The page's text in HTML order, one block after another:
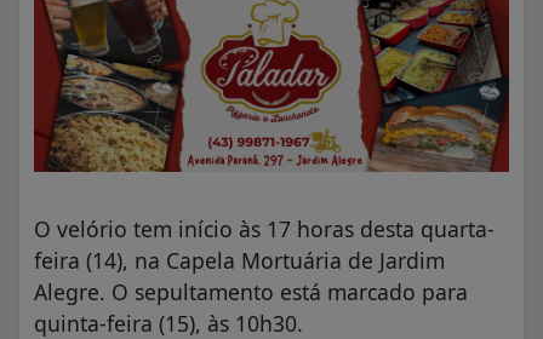
O velório tem início às 17 horas desta quarta-
feira (14), na Capela Mortuária de Jardim
Alegre. O sepultamento está marcado para
quinta-feira (15), às 10h30.